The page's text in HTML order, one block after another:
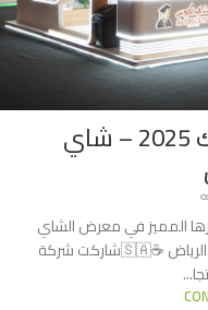
معرض الشاي والسناك 2025 – شاي
المميز في معرض الشاي
والسناك وتقدّم “شاي الكبوس” لجمهور الرياض ☕️🇸🇦شاركت شركة